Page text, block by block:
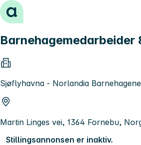
Hopp til innhold
Barnehagemedarbeider
Sjøflyhavna - Norlandia Barnehagene
Martin Linges vei, 1364 Fornebu,
Stillingsannonsen er inaktiv.